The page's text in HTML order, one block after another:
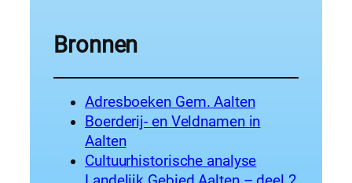
Bronnen
Adresboeken Gem. Aalten
Boerderij- en Veldnamen in
Aalten
Cultuurhistorische analyse